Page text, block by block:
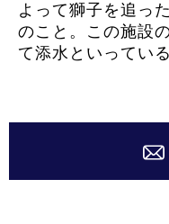
よって獅子を追っ
のこと。この施設
て添水といっている